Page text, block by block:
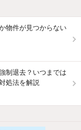
物件が見つからない
強制退去？いつまでは
処法を解説